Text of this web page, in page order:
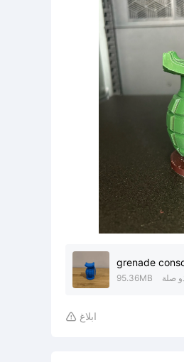
grenade
95.36MB صلة
 ابلاغ